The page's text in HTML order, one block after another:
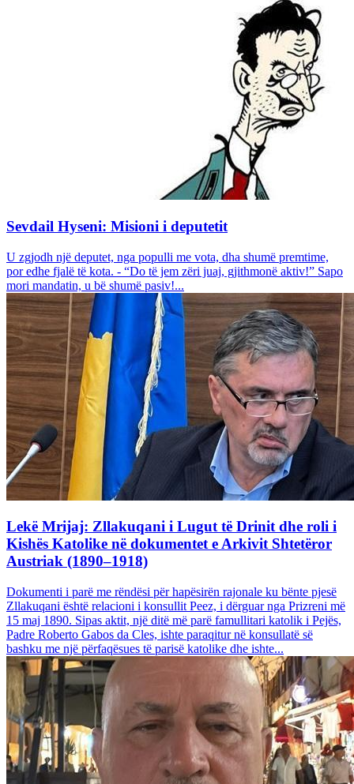
Sevdail Hyseni: Misioni i deputetit
U zgjodh një deputet, nga populli me vota, dha shumë premtime,
por edhe fjalë të kota. - “Do të jem zëri juaj, gjithmonë aktiv!” Sapo
mori mandatin, u bë shumë pasiv!...
Lekë Mrijaj: Zllakuqani i Lugut të Drinit dhe roli i
Kishës Katolike në dokumentet e Arkivit Shtetëror
Austriak (1890–1918)
Dokumenti i parë me rëndësi për hapësirën rajonale ku bënte pjesë
Zllakuqani është relacioni i konsullit Peez, i dërguar nga Prizreni më
15 maj 1890. Sipas aktit, një ditë më parë famullitari katolik i Pejës,
Padre Roberto Gabos da Cles, ishte paraqitur në konsullatë së
bashku me një përfaqësues të parisë katolike dhe ishte...